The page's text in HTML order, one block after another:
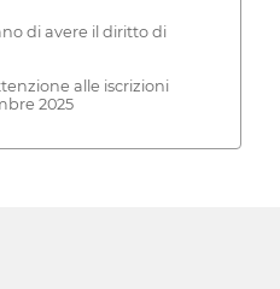
di avere il diritto di
alle iscrizioni
2025